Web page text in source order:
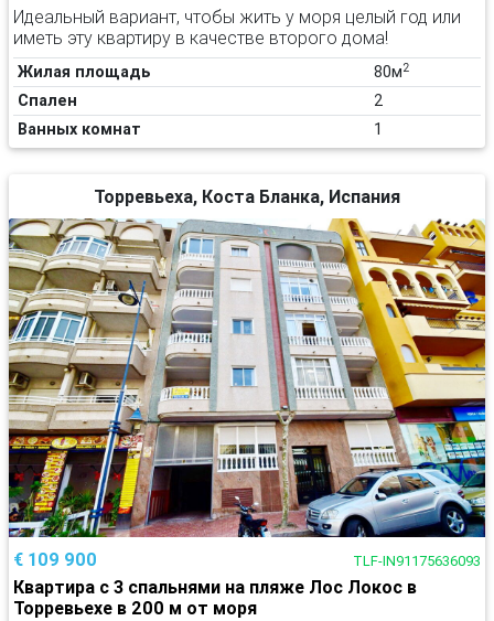
Идеальный вариант, чтобы жить у моря целый год или
иметь эту квартиру в качестве второго дома!
Жилая площадь 80м2
Спален
2
Ванных комнат
1
Торревьеха, Коста Бланка, Испания
€ 109 900 TLF-IN91175636093
Квартира с 3 спальнями на пляже Лос Локос в
Торревьехе в 200 м от моря